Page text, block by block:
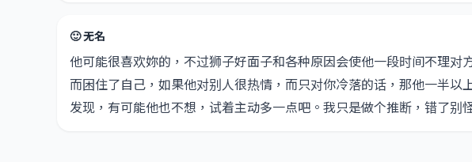
🙂 无名
他可能很喜欢妳的，不过狮子好面子和各种原因会使他一段时间不理
而困住了自己，如果他对别人很热情，而只对你冷落的话，那他一半
发现，有可能他也不想，试着主动多一点吧。我只是做个推断，错了别